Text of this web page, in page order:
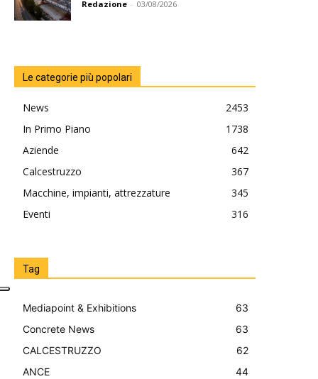
Redazione - 03/08/2026
Le categorie più popolari
News
2453
In Primo Piano
1738
Aziende
642
Calcestruzzo
367
Macchine, impianti, attrezzature
345
Eventi
316
Tag
Mediapoint & Exhibitions
63
Concrete News
63
CALCESTRUZZO
62
ANCE
44